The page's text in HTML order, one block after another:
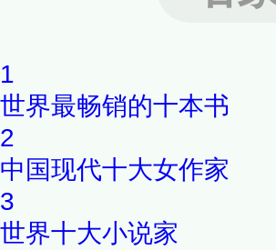
1
世界最畅销的十本书
2
中国现代十大女作家
3
世界十大小说家